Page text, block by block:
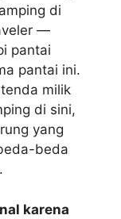
di
—
pantai
pantai ini.
milik
di sini,
yang
beda
karena